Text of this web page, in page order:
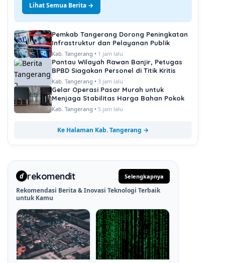
Lihat Semua Berita →
Pemkab Tangerang Dorong Peningkatan
Infrastruktur dan Pelayanan Publik
Kab. Tangerang • 1 jam lalu
Pantau Wilayah Rawan Banjir, Petugas
BPBD Siagakan Personel di Titik Kritis
Kab. Tangerang • 3 jam lalu
Gelar Operasi Pasar Murah untuk
Menjaga Stabilitas Harga Bahan Pokok
Kab. Tangerang • 5 jam lalu
Ke Halaman Kab. Tangerang →
d rekomendit Selengkapnya
Rekomendasi Berita & Inovasi Teknologi Terbaik
untuk Kamu